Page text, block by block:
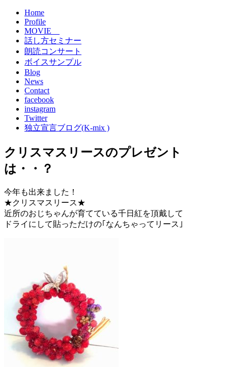
Home
Profile
MOVIE
話し方セミナー
朗読コンサート
ボイスサンプル
Blog
News
Contact
facebook
instagram
Twitter
独立宣言ブログ(K-mix )
クリスマスリースのプレゼント
は・・？
今年も出来ました！
★クリスマスリース★
近所のおじちゃんが育てている千日紅を頂戴して
ドライにして貼っただけの｢なんちゃってリース｣